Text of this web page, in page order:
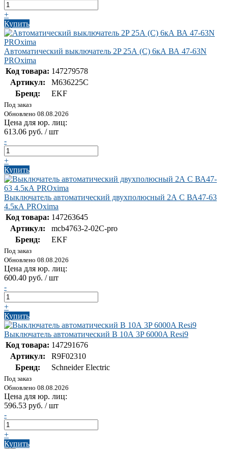
+
Купить
Автоматический выключатель 2P 25А (C) 6кА ВА 47-63N
PROxima
Код товара: 147279578
Артикул:
M636225C
Бренд:
EKF
Под заказ
Обновлено 08.08.2026
Цена для юр. лиц:
613.06 руб. / шт
-
+
Купить
Выключатель автоматический двухполюсный 2А С ВА47-63
4.5кА PROxima
Код товара: 147263645
Артикул:
mcb4763-2-02C-pro
Бренд:
EKF
Под заказ
Обновлено 08.08.2026
Цена для юр. лиц:
600.40 руб. / шт
-
+
Купить
Выключатель автоматический B 10А 3P 6000A Resi9
Код товара: 147291676
Артикул:
R9F02310
Бренд:
Schneider Electric
Под заказ
Обновлено 08.08.2026
Цена для юр. лиц:
596.53 руб. / шт
-
+
Купить